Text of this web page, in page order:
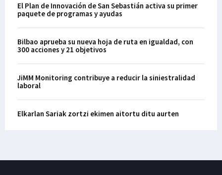
El Plan de Innovación de San Sebastián activa su primer
paquete de programas y ayudas
Bilbao aprueba su nueva hoja de ruta en igualdad, con
300 acciones y 21 objetivos
JiMM Monitoring contribuye a reducir la siniestralidad
laboral
Elkarlan Sariak zortzi ekimen aitortu ditu aurten